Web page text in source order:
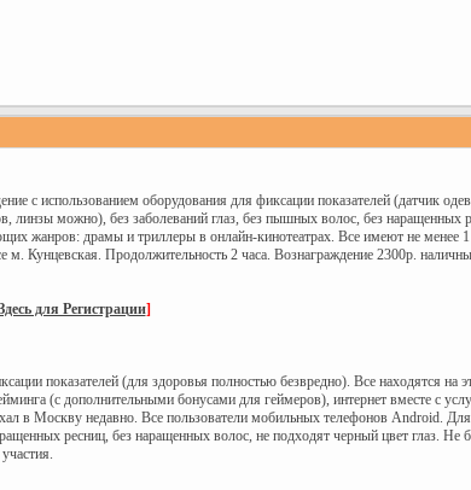
использованием оборудования для фиксации показателей (датчик
линзы можно), без заболеваний глаз, без пышных волос, без наращенных
жанров: драмы и триллеры в онлайн-кинотеатрах. Все имеют не менее
м. Кунцевская. Продолжительность 2 часа. Вознаграждение 2300р.
для Регистрации]
показателей (для здоровья полностью безвредно). Все находятся на
(с дополнительными бонусами для геймеров), интернет вместе с
в Москву недавно. Все пользователи мобильных телефонов Android. Для
ресниц, без наращенных волос, не подходят черный цвет глаз. Не